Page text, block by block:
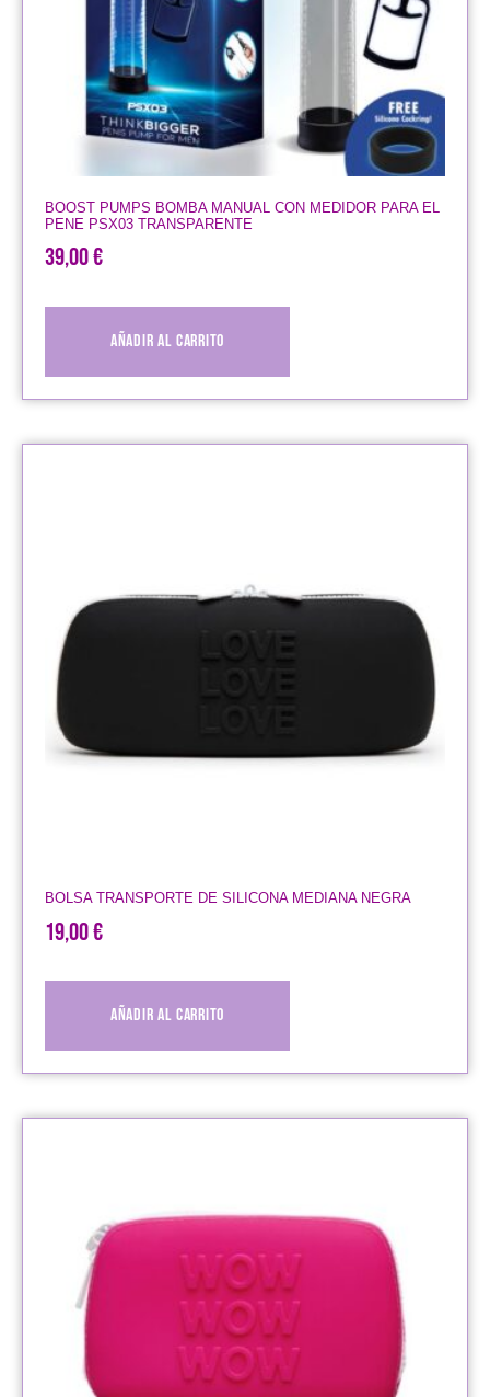
BOOST PUMPS BOMBA MANUAL CON MEDIDOR PARA EL
PENE PSX03 TRANSPARENTE
39,00€
Añadir al carrito
BOLSA TRANSPORTE DE SILICONA MEDIANA NEGRA
19,00€
Añadir al carrito